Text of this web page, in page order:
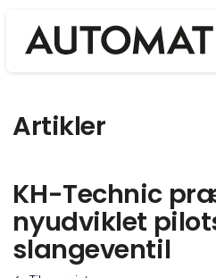
Artikler
KH-Technic
nyudviklet
slangeventil